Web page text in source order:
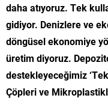
daha atıyoruz. Tek
gidiyor. Denizlere ve
döngüsel ekonomiye
üretim diyoruz.
destekleyeceğimiz
Çöpleri ve